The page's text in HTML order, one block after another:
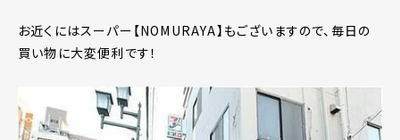
お近くにはスーパー【NOMURAYA】もございますので、毎日の
買い物に大変便利です！